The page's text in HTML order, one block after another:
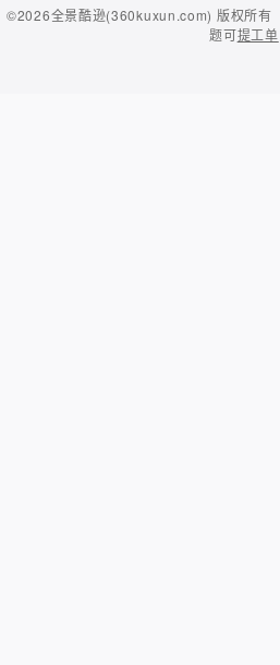
©2026全景酷逊(360kuxun.com) 版权所有
题可提工单